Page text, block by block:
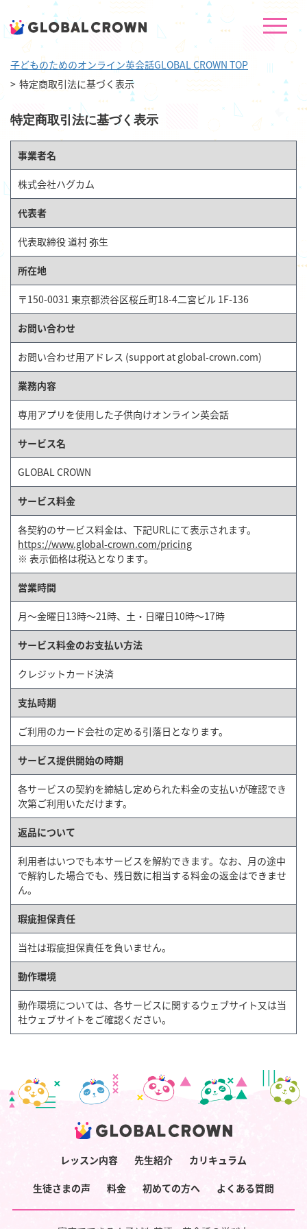
子どものためのオンライン英会話GLOBAL CROWN TOP
特定商取引法に基づく表示
特定商取引法に基づく表示
事業者名
株式会社ハグカム
代表者
代表取締役 道村 弥生
所在地
〒150-0031 東京都渋谷区桜丘町18-4二宮ビル 1F-136
お問い合わせ
お問い合わせ用アドレス (support at global-crown.com)
業務内容
専用アプリを使用した子供向けオンライン英会話
サービス名
GLOBAL CROWN
サービス料金
各契約のサービス料金は、下記URLにて表示されます。
https://www.global-crown.com/pricing
※ 表示価格は税込となります。
営業時間
月〜金曜日13時〜21時、土・日曜日10時〜17時
サービス料金のお支払い方法
クレジットカード決済
支払時期
ご利用のカード会社の定める引落日となります。
サービス提供開始の時期
各サービスの契約を締結し定められた料金の支払いが確認でき
次第ご利用いただけます。
返品について
利用者はいつでも本サービスを解約できます。なお、月の途中
で解約した場合でも、残日数に相当する料金の返金はできませ
ん。
瑕疵担保責任
当社は瑕疵担保責任を負いません。
動作環境
動作環境については、各サービスに関するウェブサイト又は当
社ウェブサイトをご確認ください。
レッスン内容 先生紹介 カリキュラム
生徒さまの声 料金 初めての方へ よくある質問